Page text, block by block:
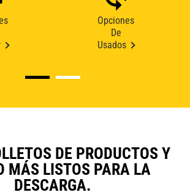
Opciones
De
Usados
DE PRODUCTOS Y
MÁS LISTOS PARA LA
DESCARGA.